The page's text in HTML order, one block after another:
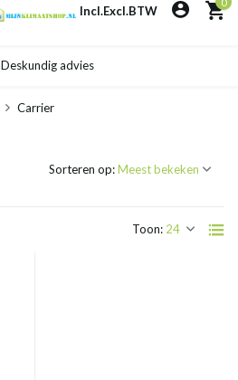
Incl.Excl.BTW
Deskundig advies
Carrier
Toon:
Sorteren op: